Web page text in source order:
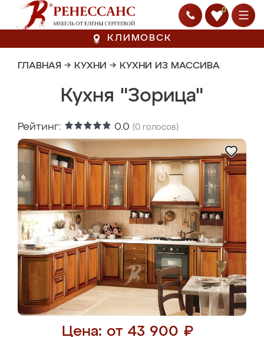
0
КЛИМОВСК
ГЛАВНАЯ → КУХНИ → КУХНИ ИЗ МАССИВА
Кухня "Зорица"
Рейтинг: 0.0 (0 голосов)
Цена: от 43 900 ₽